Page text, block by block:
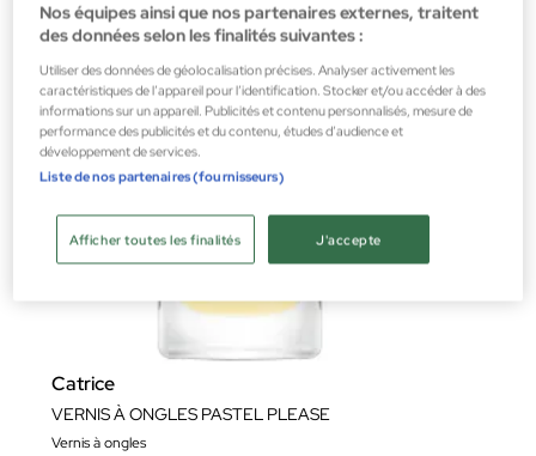
Catrice
VERNIS À ONGLES PASTEL PLEASE
Vernis à ongles
Nos équipes ainsi que nos partenaires externes, traitent
des données selon les finalités suivantes :
Utiliser des données de géolocalisation précises. Analyser activement les
caractéristiques de l’appareil pour l’identification. Stocker et/ou accéder à des
informations sur un appareil. Publicités et contenu personnalisés, mesure de
performance des publicités et du contenu, études d’audience et
développement de services.
Liste de nos partenaires (fournisseurs)
J'accepte
Afficher toutes les finalités